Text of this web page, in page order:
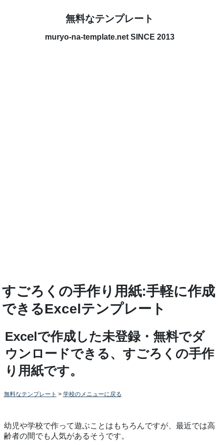
無料なテンプレート
muryo-na-template.net SINCE 2013
すごろくの手作り用紙:手軽に作成
できるExcelテンプレート
Excelで作成した未登録・無料でダ
ウンロードできる、すごろくの手作
り用紙です。
無料なテンプレート > 学校のメニューに戻る
幼児や学校で作って遊ぶことはもちろんですが、最近では高
齢者の間でも人気があるそうです。